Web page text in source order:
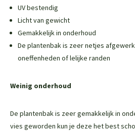
UV bestendig
Licht van gewicht
Gemakkelijk in onderhoud
De plantenbak is zeer netjes
oneffenheden of lelijke randen
Weinig onderhoud
De plantenbak is zeer gemakkelijk in
vies geworden kun je deze het best